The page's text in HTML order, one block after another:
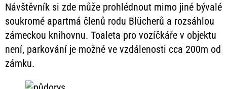
Návštěvník si zde může prohlédnout mimo jiné bývalé
soukromé apartmá členů rodu Blücherů a rozsáhlou
zámeckou knihovnu. Toaleta pro vozíčkáře v objektu
není, parkování je možné ve vzdálenosti cca 200m od
zámku.